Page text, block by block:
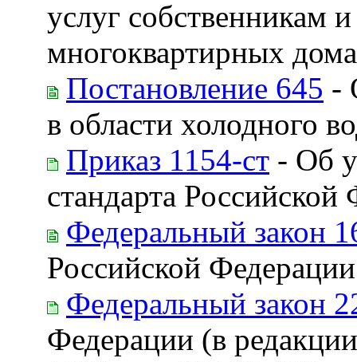
услуг собственникам
многоквартирных
Постановление 645 -
в области холодного
Приказ 1154-ст - Об
стандарта Российской
Федеральный закон
Российской Федерации
Федеральный закон
Федерации (в